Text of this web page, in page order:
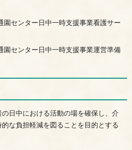
センター日中一時支援事業看護サー
センター日中一時支援事業運営準備
日中における活動の場を確保し、介
な負担軽減を図ることを目的とする